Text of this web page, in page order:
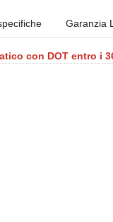
Garanzia
con DOT entro i